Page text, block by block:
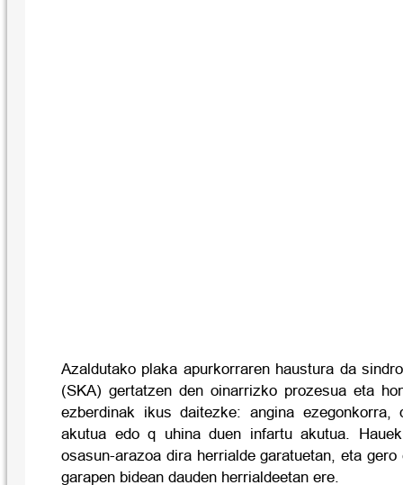
Azaldutako plaka apurkorraren haustura da
(SKA) gertatzen den oinarrizko prozesua eta
ezberdinak ikus daitezke: angina ezegonkorra,
akutua edo q uhina duen infartu akutua.
osasun-arazoa dira herrialde garatuetan, eta
garapen bidean dauden herrialdeetan ere.